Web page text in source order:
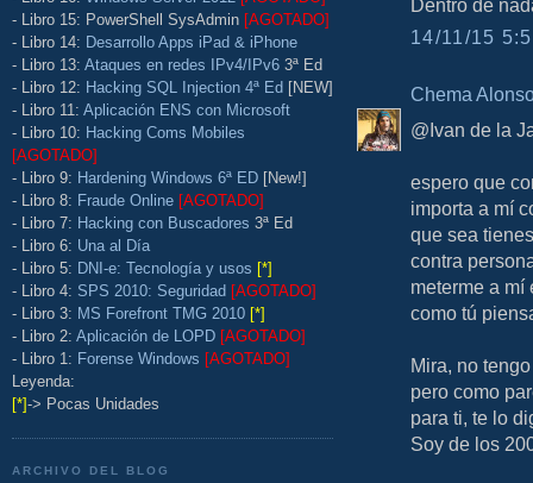
- Libro 15: PowerShell SysAdmin [AGOTADO]
- Libro 14: Desarrollo Apps iPad & iPhone
- Libro 13: Ataques en redes IPv4/IPv6 3ª Ed
- Libro 12: Hacking SQL Injection 4ª Ed [NEW]
- Libro 11: Aplicación ENS con Microsoft
- Libro 10: Hacking Coms Mobiles
[AGOTADO]
- Libro 9: Hardening Windows 6ª ED [New!]
- Libro 8: Fraude Online [AGOTADO]
- Libro 7: Hacking con Buscadores 3ª Ed
- Libro 6: Una al Día
- Libro 5: DNI-e: Tecnología y usos [*]
- Libro 4: SPS 2010: Seguridad [AGOTADO]
- Libro 3: MS Forefront TMG 2010 [*]
- Libro 2: Aplicación de LOPD [AGOTADO]
- Libro 1: Forense Windows [AGOTADO]
Leyenda:
[*]-> Pocas Unidades
ARCHIVO DEL BLOG
Dentro de
14/11/15
Chema
@Ivan de la
espero que
importa a mí
que sea
contra
meterme a
como tú
Mira, no
pero como
para ti, te lo
Soy de los